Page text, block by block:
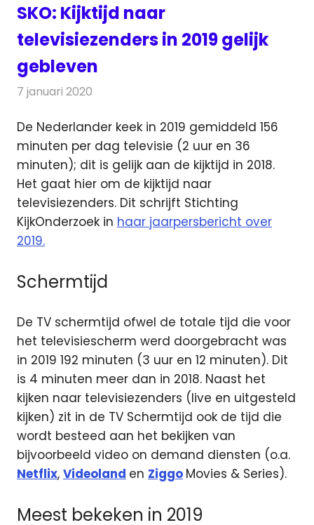
SKO: Kijktijd naar
televisiezenders in 2019 gelijk
gebleven
7 januari 2020
De Nederlander keek in 2019 gemiddeld 156
minuten per dag televisie (2 uur en 36
minuten); dit is gelijk aan de kijktijd in 2018.
Het gaat hier om de kijktijd naar
televisiezenders. Dit schrijft Stichting
KijkOnderzoek in haar jaarpersbericht over
2019.
Schermtijd
De TV schermtijd ofwel de totale tijd die voor
het televisiescherm werd doorgebracht was
in 2019 192 minuten (3 uur en 12 minuten). Dit
is 4 minuten meer dan in 2018. Naast het
kijken naar televisiezenders (live en uitgesteld
kijken) zit in de TV Schermtijd ook de tijd die
wordt besteed aan het bekijken van
bijvoorbeeld video on demand diensten (o.a.
Netflix, Videoland en Ziggo Movies & Series).
Meest bekeken in 2019